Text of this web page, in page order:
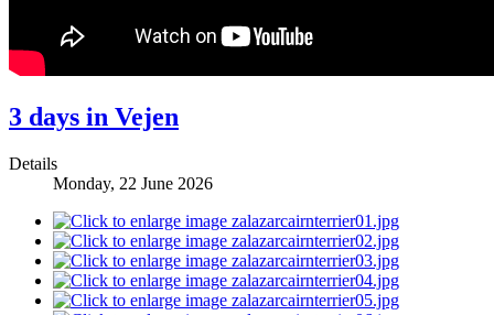
3 days in Vejen
Details
Monday, 22 June 2026